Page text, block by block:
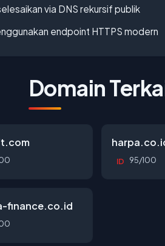
via DNS rekursif publik
endpoint HTTPS modern
Domain
ID 95/100
finance.co.id